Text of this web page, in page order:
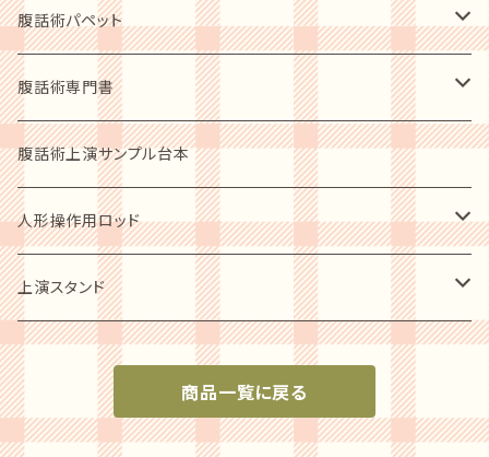
指導者用テキスト
上演必需品
人形スタント
ステージカーテン
音響セット
初心者用入門DVD
レベルアップショーDVD
指導者の手ほどき 2枚組
腹話術パペット
動物ソフトパッペト
人型人形
人型パペット
ショーアップ商品
パペットシューズ
腹話術専門書
腹話術愛好者用
歴史写真集
腹話術の歴史他
指導者用ガイドブック
腹話術上演サンプル台本
人形操作用ロッド
ソフトパッペト用
小型人形用
小型～中型パペット用
上演スタンド
上演必需品
人形スタンド
商品一覧に戻る